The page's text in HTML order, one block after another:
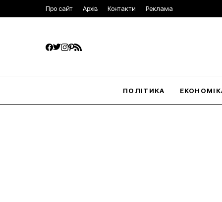
Про сайт Архів Контакти Реклама
ПОЛІТИКА